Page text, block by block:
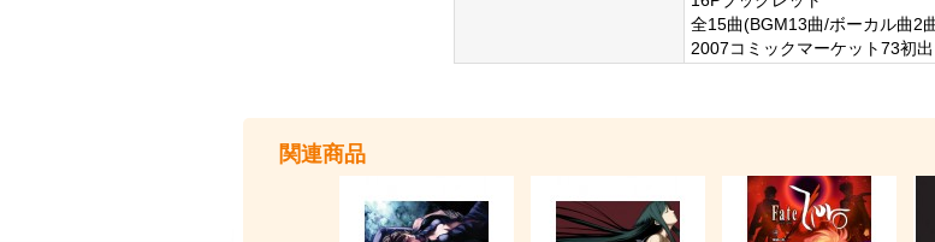
全15曲(BGM13曲/ボーカル曲2
2007コミックマーケット73初出
関連商品